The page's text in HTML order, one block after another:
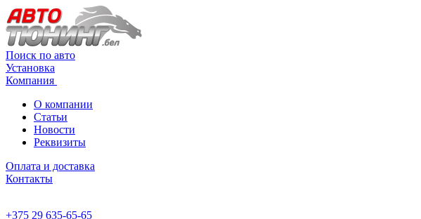
Поиск по авто
Установка
Компания
О компании
Статьи
Новости
Реквизиты
Оплата и доставка
Контакты
+375 29 635-65-65